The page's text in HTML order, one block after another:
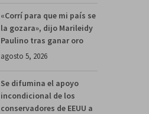
«Corrí para que mi país se
la gozara», dijo Marileidy
Paulino tras ganar oro
agosto 5, 2026
Se difumina el apoyo
incondicional de los
conservadores de EEUU a